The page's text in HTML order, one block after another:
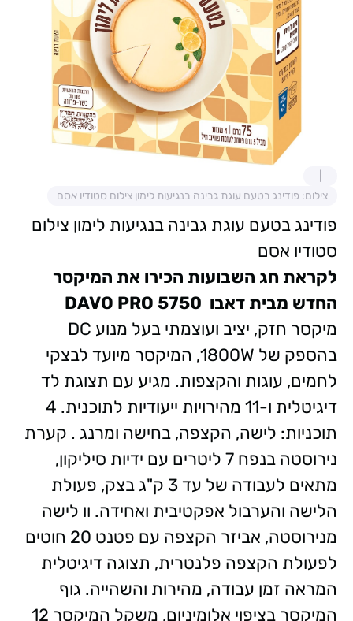
צילום: פודינג בטעם עוגת גבינה בנגיעות לימון צילום סטודיו אסם
פודינג בטעם עוגת גבינה בנגיעות לימון צילום
סטודיו אסם
לקראת חג השבועות הכירו את המיקסר
החדש מבית דאבו DAVO PRO 5750
מיקסר חזק, יציב ועוצמתי בעל מנוע DC
בהספק של 1800W, המיקסר מיועד לבצקי
לחמים, עוגות והקצפות. מגיע עם תצוגת לד
דיגיטלית ו-11 מהירויות ייעודיות לתוכנית. 4
תוכניות: לישה, הקצפה, בחישה ומרנג . קערת
נירוסטה בנפח 7 ליטרים עם ידיות סיליקון,
מתאים לעבודה של עד 3 ק"ג בצק, פעולת
הלישה והערבול אפקטיבית ואחידה. וו לישה
מנירוסטה, אביזר הקצפה עם פטנט 20 חוטים
לפעולת הקצפה פלנטרית, תצוגה דיגיטלית
המראה זמן עבודה, מהירות והשהייה. גוף
המיקסר בציפוי אלומיניום, משקל המיקסר 12